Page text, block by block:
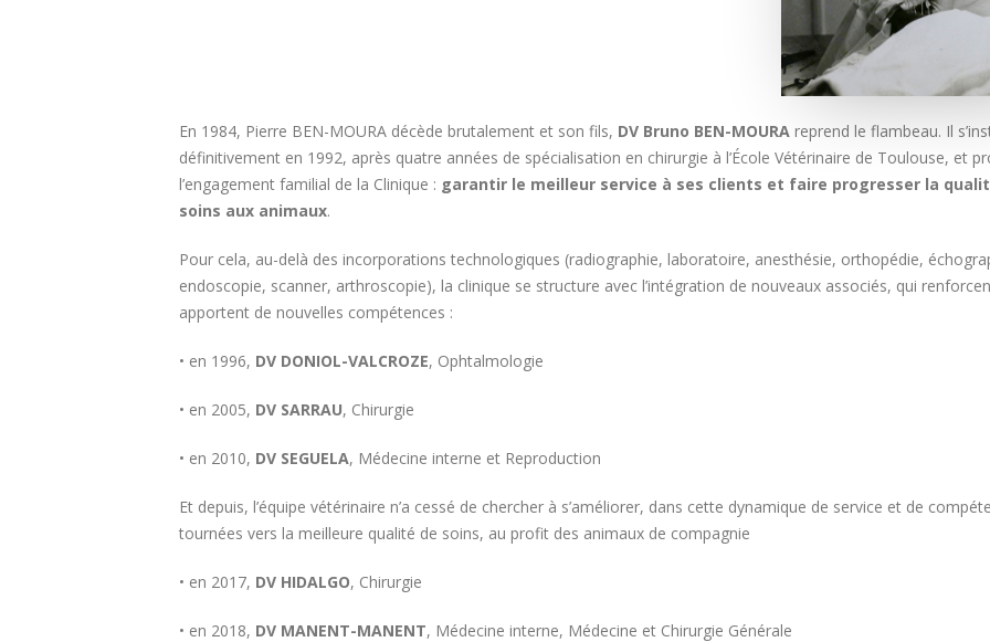
En 1984, Pierre BEN-MOURA décède brutalement et son fils, DV Bruno BEN-MOURA reprend le flambeau. Il
définitivement en 1992, après quatre années de spécialisation en chirurgie à l’École Vétérinaire de Toulouse, et
l’engagement familial de la Clinique : garantir le meilleur service à ses clients et faire progresser la
soins aux animaux.
Pour cela, au-delà des incorporations technologiques (radiographie, laboratoire, anesthésie, orthopédie,
endoscopie, scanner, arthroscopie), la clinique se structure avec l’intégration de nouveaux associés, qui
apportent de nouvelles compétences :
• en 1996, DV DONIOL-VALCROZE, Ophtalmologie
• en 2005, DV SARRAU, Chirurgie
• en 2010, DV SEGUELA, Médecine interne et Reproduction
Et depuis, l’équipe vétérinaire n’a cessé de chercher à s’améliorer, dans cette dynamique de service et de
tournées vers la meilleure qualité de soins, au profit des animaux de compagnie
• en 2017, DV HIDALGO, Chirurgie
• en 2018, DV MANENT-MANENT, Médecine interne, Médecine et Chirurgie Générale